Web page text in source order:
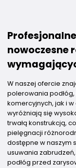
nowoczesne
W naszej ofercie
polerowania
komercyjnych, jak i
wyróżniają się
trwałą konstrukcją,
pielęgnacji
dostępne w naszym
usuwania
podłóg przed